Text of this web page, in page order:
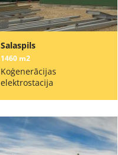
Salaspils
1460 m2
Koģenerācijas
elektrostacija